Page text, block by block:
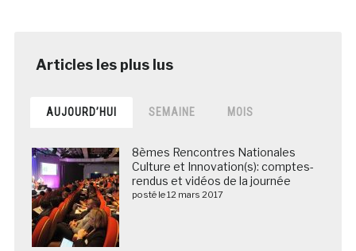
AUJOURD’HUI SEMAINE MOIS
8èmes Rencontres Nationales
Culture et Innovation(s): comptes-
rendus et vidéos de la journée
posté le 12 mars 2017